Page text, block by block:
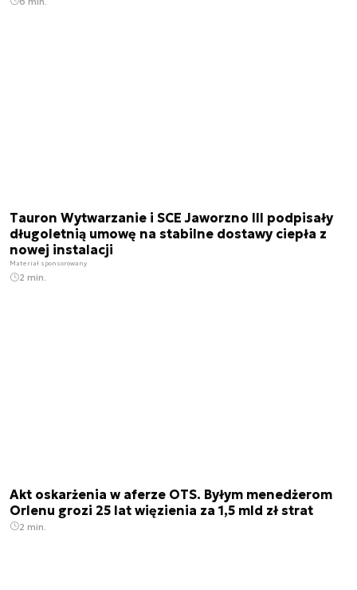
Tauron Wytwarzanie i SCE Jaworzno III podpisały
długoletnią umowę na stabilne dostawy ciepła z
nowej instalacji
Materiał sponsorowany
2 min.
Akt oskarżenia w aferze OTS. Byłym menedżerom
Orlenu grozi 25 lat więzienia za 1,5 mld zł strat
2 min.